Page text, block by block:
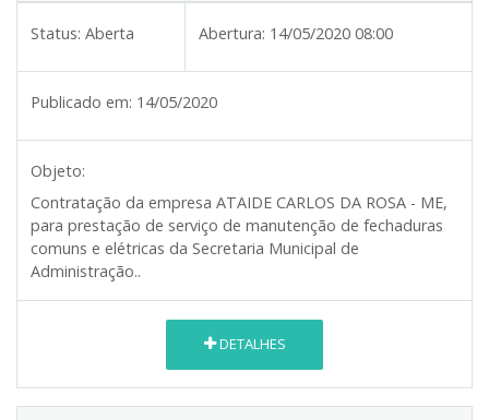
Status: Aberta Abertura: 14/05/2020 08:00
Publicado em: 14/05/2020
Objeto:
Contratação da empresa ATAIDE CARLOS DA ROSA - ME,
para prestação de serviço de manutenção de fechaduras
comuns e elétricas da Secretaria Municipal de
Administração..
DETALHES